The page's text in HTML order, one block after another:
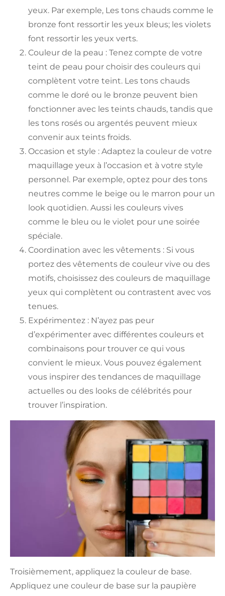
yeux. Par exemple, Les tons chauds comme le
bronze font ressortir les yeux bleus; les violets
font ressortir les yeux verts.
Couleur de la peau : Tenez compte de votre
teint de peau pour choisir des couleurs qui
complètent votre teint. Les tons chauds
comme le doré ou le bronze peuvent bien
fonctionner avec les teints chauds, tandis que
les tons rosés ou argentés peuvent mieux
convenir aux teints froids.
Occasion et style : Adaptez la couleur de votre
maquillage yeux à l’occasion et à votre style
personnel. Par exemple, optez pour des tons
neutres comme le beige ou le marron pour un
look quotidien. Aussi les couleurs vives
comme le bleu ou le violet pour une soirée
spéciale.
Coordination avec les vêtements : Si vous
portez des vêtements de couleur vive ou des
motifs, choisissez des couleurs de maquillage
yeux qui complètent ou contrastent avec vos
tenues.
Expérimentez : N’ayez pas peur
d’expérimenter avec différentes couleurs et
combinaisons pour trouver ce qui vous
convient le mieux. Vous pouvez également
vous inspirer des tendances de maquillage
actuelles ou des looks de célébrités pour
trouver l’inspiration.
Troisièmement, appliquez la couleur de base.
Appliquez une couleur de base sur la paupière